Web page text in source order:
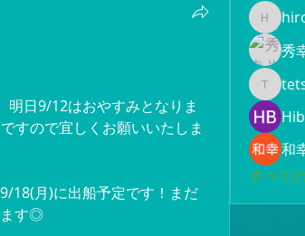
明日9/12はおやすみとなりま
すので宜しくお願いいたしま
18(月)に出船予定です！まだ
ます◎
秀
和
すべて